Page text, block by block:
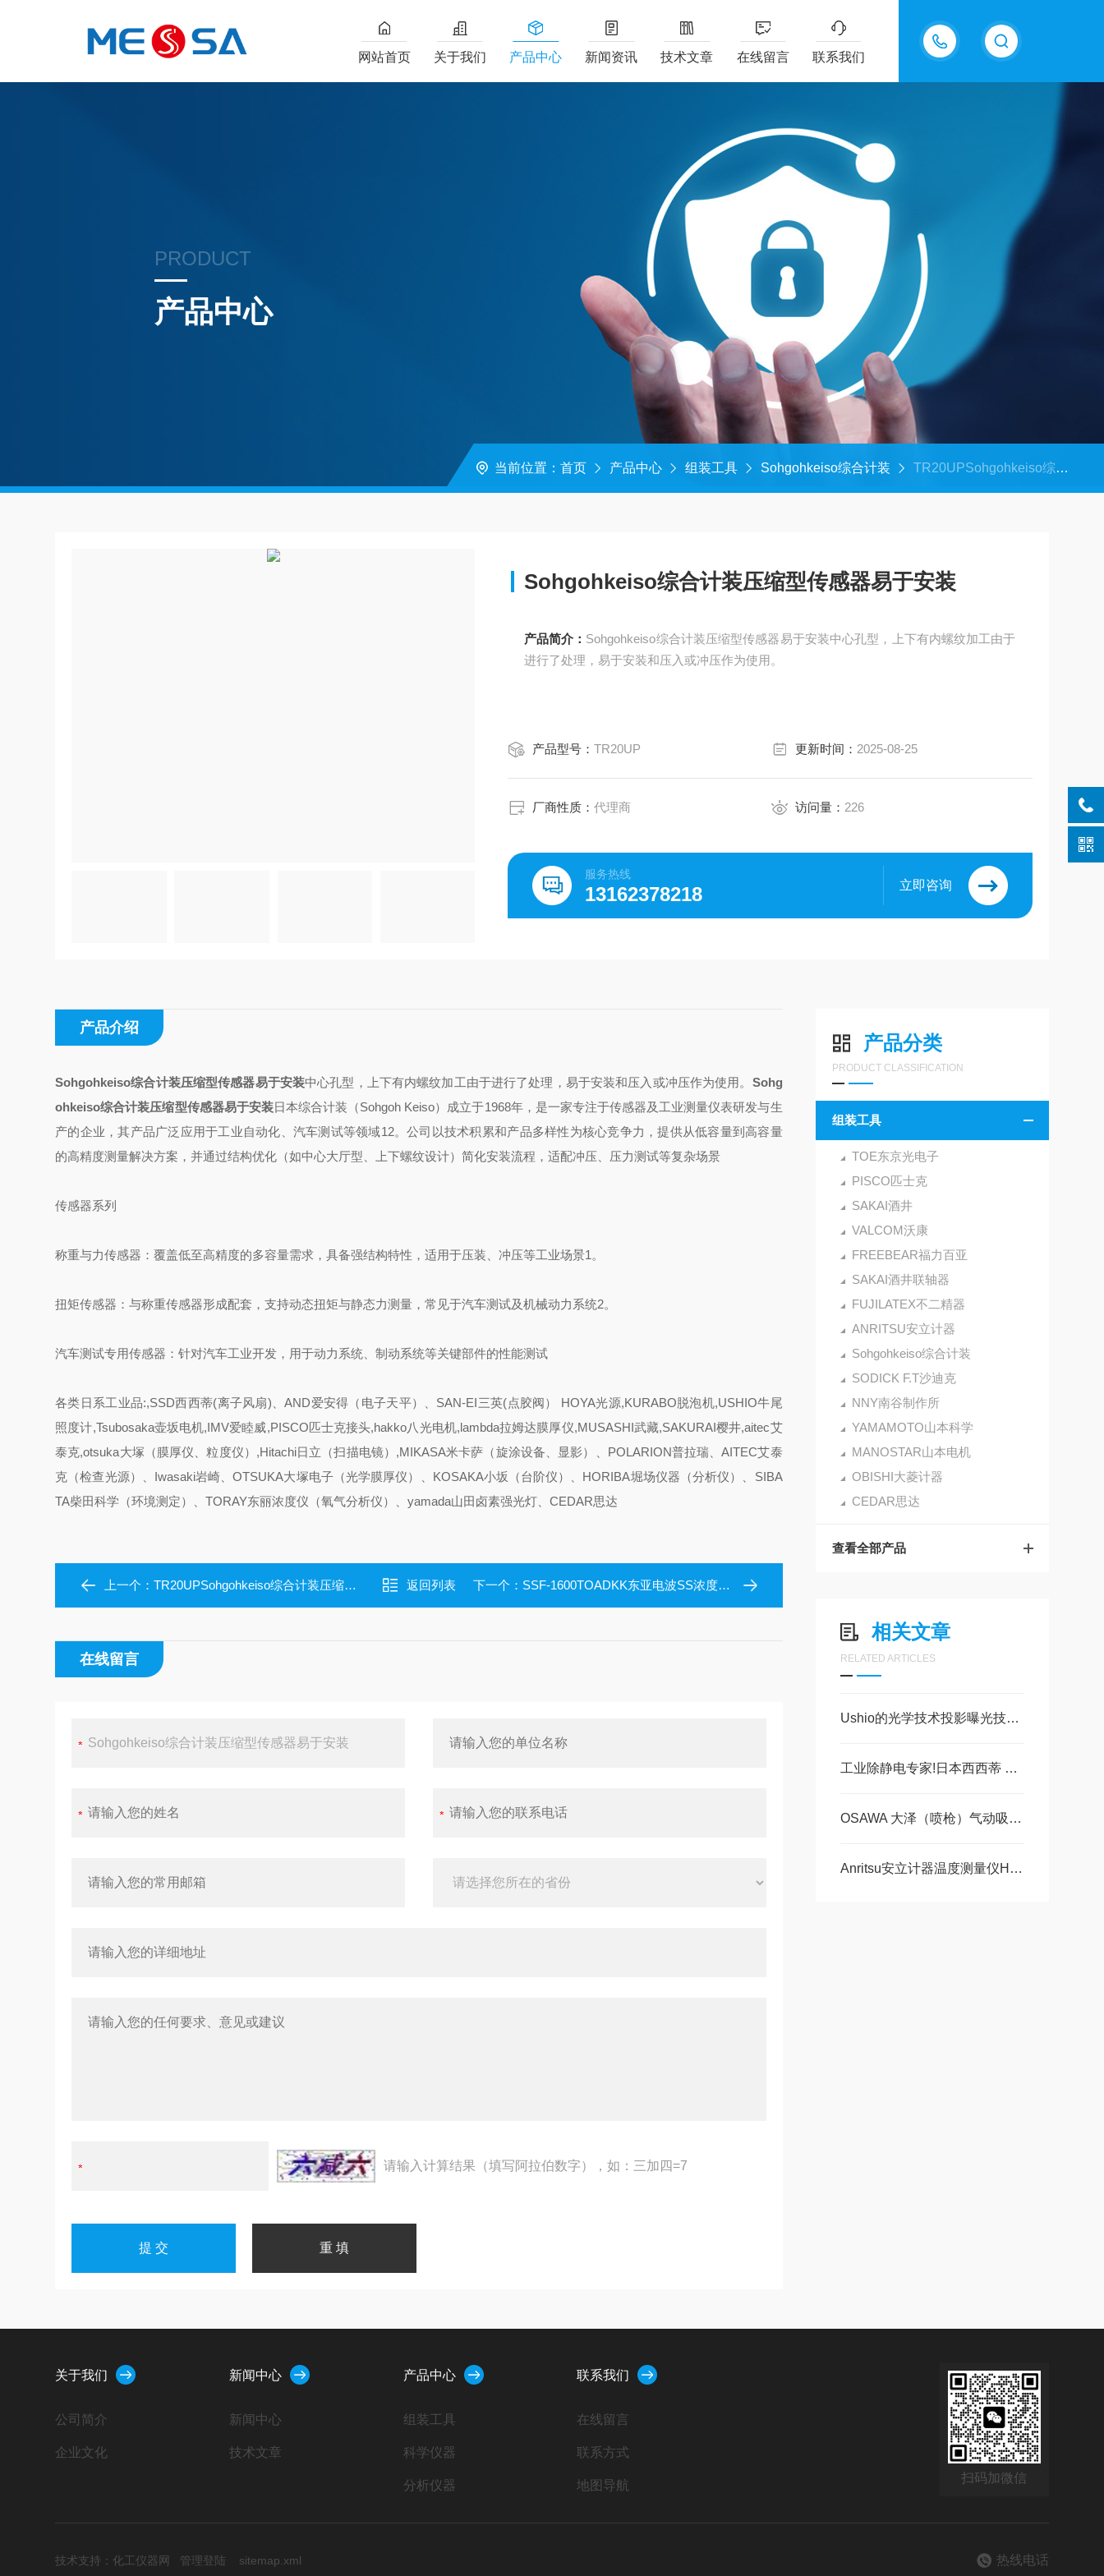
13915577898
网站首页 关于我们 产品中心 新闻资讯 技术文章 在线留言 联系我们
PRODUCT
产品中心
当前位置： 首页 产品中心 组装工具 Sohgohkeiso综合计装 TR20UPSohgohkeiso综合计装压缩型传感器易于安装
Sohgohkeiso综合计装压缩型传感器易于安装
产品简介： Sohgohkeiso综合计装压缩型传感器易于安装中心孔型，上下有内螺纹加工由于
进行了处理，易于安装和压入或冲压作为使用。
产品型号：TR20UP 更新时间： 2025-08-25
厂商性质：代理商 访问量： 226
服务热线
13162378218 立即咨询
产品分类
PRODUCT CLASSIFICATION
组装工具
TOE东京光电子
PISCO匹士克
SAKAI酒井
VALCOM沃康
FREEBEAR福力百亚
SAKAI酒井联轴器
FUJILATEX不二精器
ANRITSU安立计器
Sohgohkeiso综合计装
SODICK F.T沙迪克
NNY南谷制作所
YAMAMOTO山本科学
MANOSTAR山本电机
OBISHI大菱计器
CEDAR思达
查看全部产品
相关文章
RELATED ARTICLES
Ushio的光学技术投影曝光技术 美萨技术派
工业除静电专家!日本西西蒂 SSD CABX-350离子棒为何成刚需?
OSAWA 大泽（喷枪）气动吸尘枪 W101现货30台，美萨科技现货系列
Anritsu安立计器温度测量仪HR-1100现货30台
产品介绍
Sohgohkeiso综合计装压缩型传感器易于安装中心孔型，上下有内螺纹加工由于进行了处理，易于安装和压入或冲压作为使用。 Sohg
ohkeiso综合计装压缩型传感器易于安装日本综合计装（Sohgoh Keiso）成立于1968年，是一家专注于传感器及工业测量仪表研发与生
产的企业，其产品广泛应用于工业自动化、汽车测试等领域12。公司以技术积累和产品多样性为核心竞争力，提供从低容量到高容量
的高精度测量解决方案，并通过结构优化（如中心大厅型、上下螺纹设计）简化安装流程，适配冲压、压力测试等复杂场景
传感器系列
称重与力传感器：覆盖低至高精度的多容量需求，具备强结构特性，适用于压装、冲压等工业场景1。
扭矩传感器：与称重传感器形成配套，支持动态扭矩与静态力测量，常见于汽车测试及机械动力系统2。
汽车测试专用传感器：针对汽车工业开发，用于动力系统、制动系统等关键部件的性能测试
各类日系工业品:,SSD西西蒂(离子风扇)、AND爱安得（电子天平）、SAN-EI三英(点胶阀） HOYA光源,KURABO脱泡机,USHIO牛尾
照度计,Tsubosaka壶坂电机,IMV爱睦威,PISCO匹士克接头,hakko八光电机,lambda拉姆达膜厚仪,MUSASHI武藏,SAKURAI樱井,aitec艾
泰克,otsuka大塚（膜厚仪、粒度仪）,Hitachi日立（扫描电镜）,MIKASA米卡萨（旋涂设备、显影）、POLARION普拉瑞、AITEC艾泰
克（检查光源）、Iwasaki岩崎、OTSUKA大塚电子（光学膜厚仪）、KOSAKA小坂（台阶仪）、HORIBA堀场仪器（分析仪）、SIBA
TA柴田科学（环境测定）、TORAY东丽浓度仪（氧气分析仪）、yamada山田卤素强光灯、CEDAR思达
上一个：TR20UPSohgohkeiso综合计装压缩型ロ传感器 返回列表 下一个： SSF-1600TOADKK东亚电波SS浓度计宽检测范围
在线留言
请输入计算结果（填写阿拉伯数字），如：三加四=7
关于我们
公司简介
企业文化
新闻中心
新闻中心
技术文章
产品中心
组装工具
科学仪器
分析仪器
联系我们
在线留言
联系方式
地图导航
扫码加微信
技术支持： 化工仪器网 管理登陆 sitemap.xml 热线电话